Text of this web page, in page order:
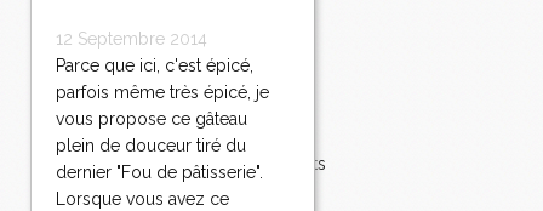
12 Septembre 2014
Parce que ici, c'est épicé,
parfois même très épicé, je
vous propose ce gâteau
plein de douceur tiré du
dernier "Fou de pâtisserie".
Lorsque vous avez ce
Épices
Fruits
Soupe
Fêtes
Poisson
Accompagnements
Champignons